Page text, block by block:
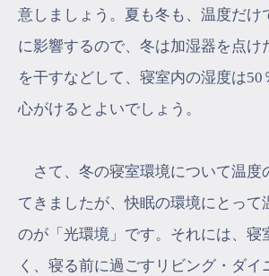
意しましょう。夏も冬も、温度だけ
に影響するので、冬は加湿器を点け
を干すなどして、寝室内の湿度は50
心がけるとよいでしょう。
さて、冬の寝室環境について温度
てきましたが、快眠の環境にとって
のが「光環境」です。それには、寝
く、寝る前に過ごすリビング・ダイ